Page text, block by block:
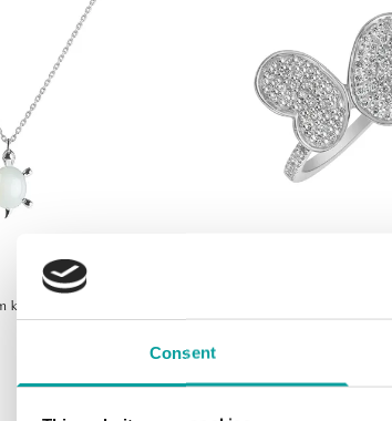
Consent
kameňom a diamantmi
od 1 710 €